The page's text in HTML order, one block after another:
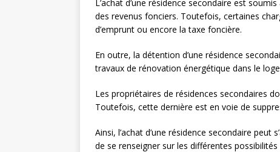
L’achat d’une résidence secondaire est
des revenus fonciers. Toutefois, certaines
d’emprunt ou encore la taxe foncière.
En outre, la détention d’une résidence
travaux de rénovation énergétique dans le
Les propriétaires de résidences secondaires
Toutefois, cette dernière est en voie de
Ainsi, l’achat d’une résidence secondaire
de se renseigner sur les différentes